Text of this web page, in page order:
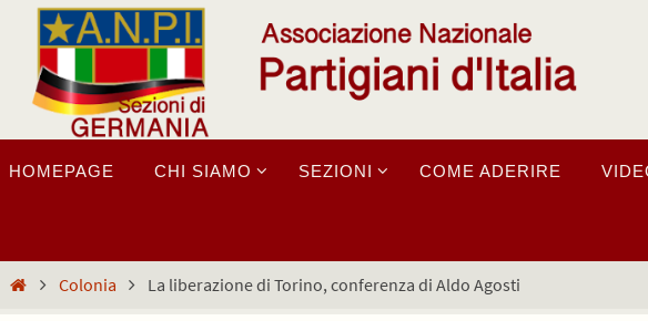
Salta
contenuto
alHOMEPAGE CHI SIAMO SEZIONI COME ADERIRE
HomeColonia La liberazione di Torino, conferenza di Aldo Agosti